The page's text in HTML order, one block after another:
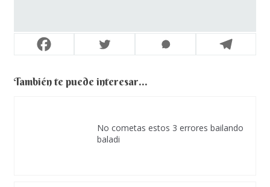
También te puede interesar...
No cometas estos 3 errores bailando
baladi